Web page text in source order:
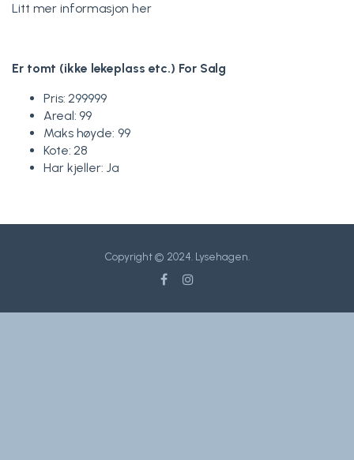
Litt mer informasjon her
Er tomt (ikke lekeplass etc.) For Salg
Pris: 299999
Areal: 99
Maks høyde: 99
Kote: 28
Har kjeller: Ja
Copyright © 2024. Lysehagen.